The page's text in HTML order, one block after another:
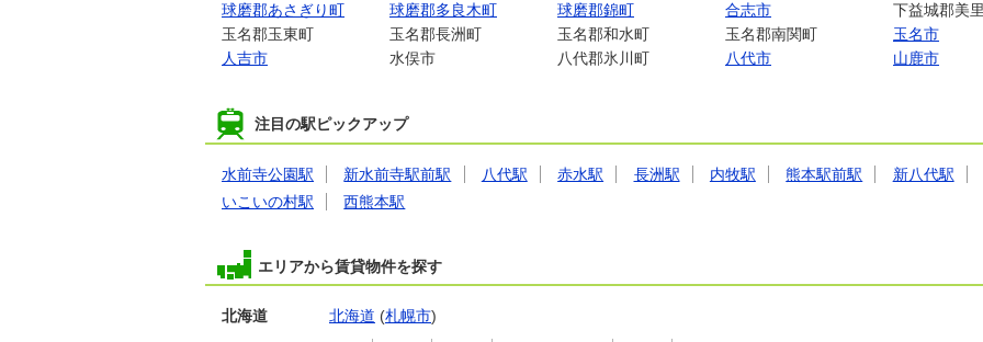
球磨郡あさぎり町
球磨郡多良木町 球磨郡錦町 合志市
下益城郡美
玉名郡玉東町
玉名郡長洲町 玉名郡和水町 玉名郡南関町
玉名市
人吉市
水俣市 八代郡氷川町 八代市 山鹿市
注目の駅ピックアップ
水前寺公園駅 新水前寺駅前駅 八代駅 赤水駅 長洲駅 内牧駅 熊本駅前駅
新八代駅
いこいの村駅
西熊本駅
エリアから賃貸物件を探す
北海道 北海道 (札幌市)